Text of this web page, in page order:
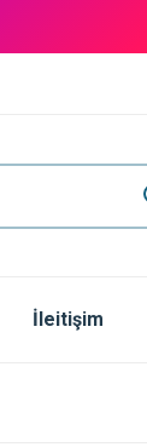
İleitişim